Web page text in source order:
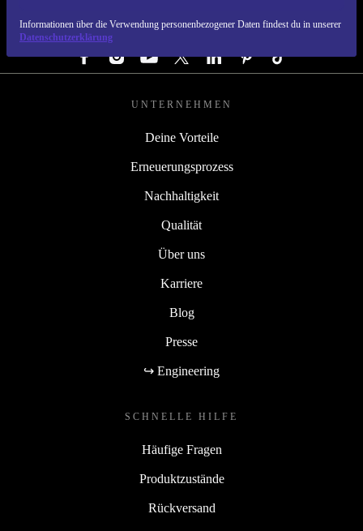
Informationen über die Verwendung personenbezogener Daten findest du in unserer
Datenschutzerklärung
FOLGE UNS
UNTERNEHMEN
Deine Vorteile
Erneuerungsprozess
Nachhaltigkeit
Qualität
Über uns
Karriere
Blog
Presse
↪ Engineering
SCHNELLE HILFE
Häufige Fragen
Produktzustände
Rückversand